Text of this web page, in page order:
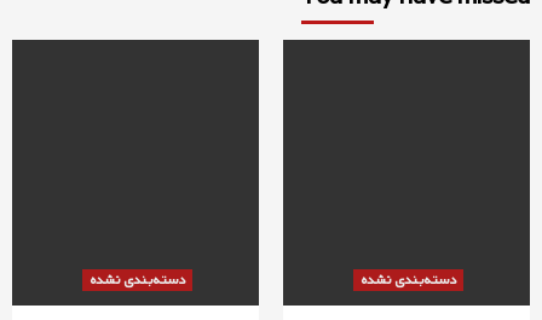
دسته‌بندی نشده دسته‌بندی نشده